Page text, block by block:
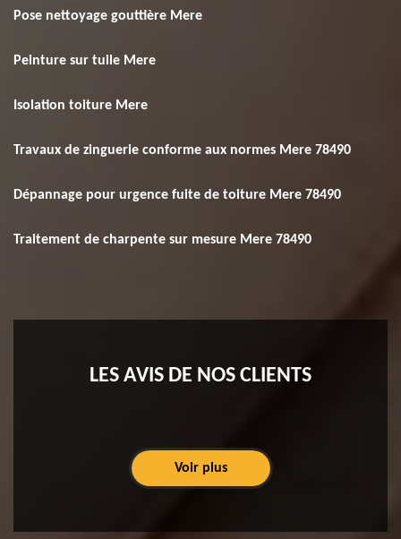
Pose nettoyage gouttière Mere
Peinture sur tuile Mere
Isolation toiture Mere
Travaux de zinguerie conforme aux normes Mere 78490
Dépannage pour urgence fuite de toiture Mere 78490
Traitement de charpente sur mesure Mere 78490
LES AVIS DE NOS CLIENTS
Voir plus